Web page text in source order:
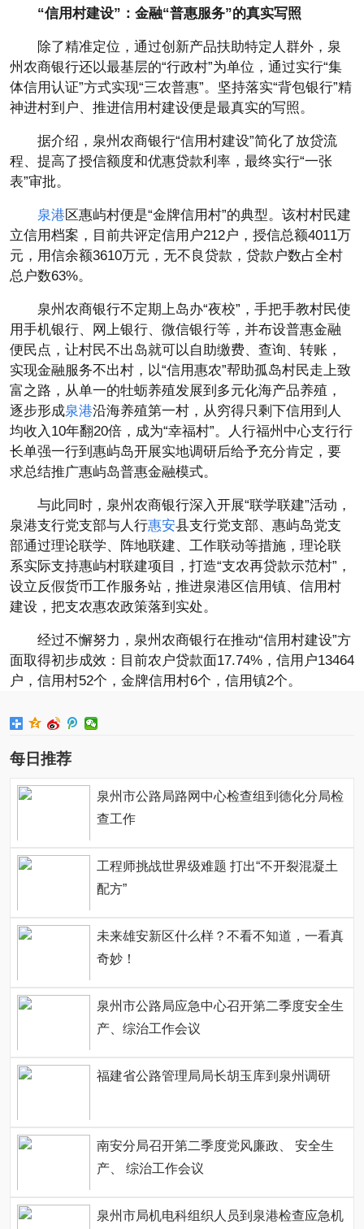
“信用村建设”：金融“普惠服务”的真实写照
除了精准定位，通过创新产品扶助特定人群外，泉
州农商银行还以最基层的“行政村”为单位，通过实行“集
体信用认证”方式实现“三农普惠”。坚持落实“背包银行”精
神进村到户、推进信用村建设便是最真实的写照。
据介绍，泉州农商银行“信用村建设”简化了放贷流
程、提高了授信额度和优惠贷款利率，最终实行“一张
表”审批。
泉港区惠屿村便是“金牌信用村”的典型。该村村民建
立信用档案，目前共评定信用户212户，授信总额4011万
元，用信余额3610万元，无不良贷款，贷款户数占全村
总户数63%。
泉州农商银行不定期上岛办“夜校”，手把手教村民使
用手机银行、网上银行、微信银行等，并布设普惠金融
便民点，让村民不出岛就可以自助缴费、查询、转账，
实现金融服务不出村，以“信用惠农”帮助孤岛村民走上致
富之路，从单一的牡蛎养殖发展到多元化海产品养殖，
逐步形成泉港沿海养殖第一村，从穷得只剩下信用到人
均收入10年翻20倍，成为“幸福村”。人行福州中心支行行
长单强一行到惠屿岛开展实地调研后给予充分肯定，要
求总结推广惠屿岛普惠金融模式。
与此同时，泉州农商银行深入开展“联学联建”活动，
泉港支行党支部与人行惠安县支行党支部、惠屿岛党支
部通过理论联学、阵地联建、工作联动等措施，理论联
系实际支持惠屿村联建项目，打造“支农再贷款示范村”，
设立反假货币工作服务站，推进泉港区信用镇、信用村
建设，把支农惠农政策落到实处。
经过不懈努力，泉州农商银行在推动“信用村建设”方
面取得初步成效：目前农户贷款面17.74%，信用户13464
户，信用村52个，金牌信用村6个，信用镇2个。
每日推荐
泉州市公路局路网中心检查组到德化分局检
查工作
工程师挑战世界级难题 打出“不开裂混凝土
配方”
未来雄安新区什么样？不看不知道，一看真
奇妙！
泉州市公路局应急中心召开第二季度安全生
产、综治工作会议
福建省公路管理局局长胡玉库到泉州调研
南安分局召开第二季度党风廉政、 安全生
产、 综治工作会议
泉州市局机电科组织人员到泉港检查应急机